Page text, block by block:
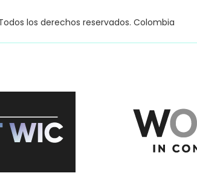
los derechos reservados. Colombia